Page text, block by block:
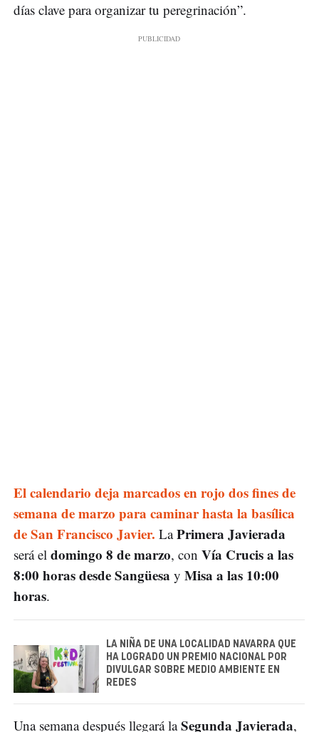
días clave para organizar tu peregrinación”.
El calendario deja marcados en rojo dos fines de
semana de marzo para caminar hasta la basílica
de San Francisco Javier. LaPrimera Javierada
será el domingo 8 de marzo, con Vía Crucis a las
8:00 horas desde Sangüesa y Misa a las 10:00
horas.
LA NIÑA DE UNA LOCALIDAD NAVARRA QUE
HA LOGRADO UN PREMIO NACIONAL POR
DIVULGAR SOBRE MEDIO AMBIENTE EN
REDES
Una semana después llegará laSegunda Javierada,